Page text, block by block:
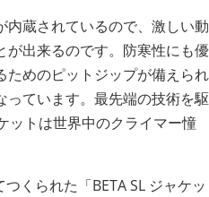
内蔵されているので、激しい動
が出来るのです。防寒性にも優
ためのピットジップが備えられ
っています。最先端の技術を駆
ットは世界中のクライマー憧
くられた「BETA SL ジャケッ